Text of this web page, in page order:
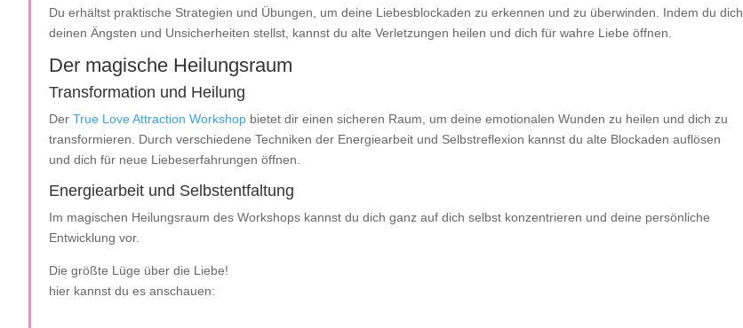
Du erhältst praktische Strategien und Übungen, um deine Liebesblockaden zu erkennen und zu überwinden. Indem du dich
deinen Ängsten und Unsicherheiten stellst, kannst du alte Verletzungen heilen und dich für wahre Liebe öffnen.
Der magische Heilungsraum
Transformation und Heilung
Der True Love Attraction Workshop bietet dir einen sicheren Raum, um deine emotionalen Wunden zu heilen und dich zu
transformieren. Durch verschiedene Techniken der Energiearbeit und Selbstreflexion kannst du alte Blockaden auflösen
und dich für neue Liebeserfahrungen öffnen.
Energiearbeit und Selbstentfaltung
Im magischen Heilungsraum des Workshops kannst du dich ganz auf dich selbst konzentrieren und deine persönliche
Entwicklung vor.
Die größte Lüge über die Liebe!
hier kannst du es anschauen: